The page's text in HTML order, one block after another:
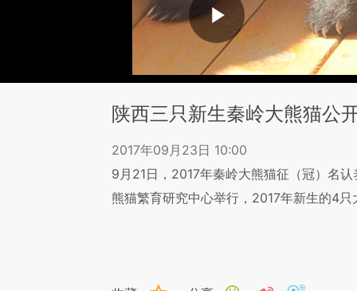
陕西三只新生秦岭大熊猫公
2017年09月23日 10:00
9月21日，2017年秦岭大熊猫征（冠）名
熊猫繁育研究中心举行，2017年新生的4